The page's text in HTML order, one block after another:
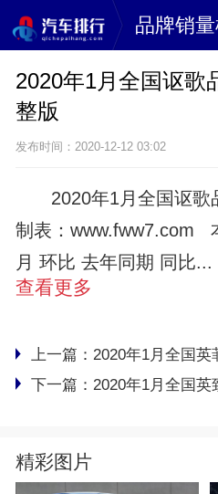
品牌销
2020年1月全国讴歌
整版
发布时间：2020-12-12 03:02
2020年1月全国讴歌
制表：www.fww7.com
月 环比 去年同期 同比...
查看更多
上一篇： 2020年1月全国英菲
下一篇： 2020年1月全国
精彩图片